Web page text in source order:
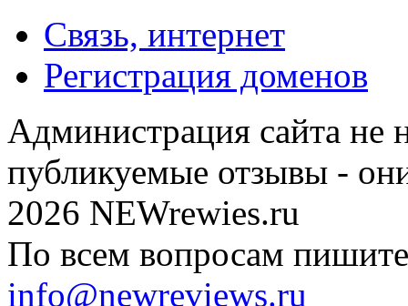
Связь, интернет
Регистрация доменов
Администрация сайта не
публикуемые отзывы -
2026 NEWrewies.ru
По всем вопросам
info@newreviews.ru